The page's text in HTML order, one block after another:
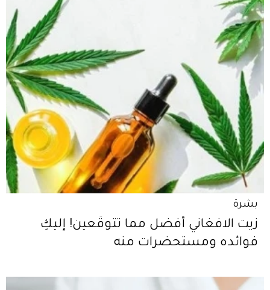
بشرة
زيت الافغاني أفضل مما تتوقّعين! إليكِ
فوائده ومستحضرات منه